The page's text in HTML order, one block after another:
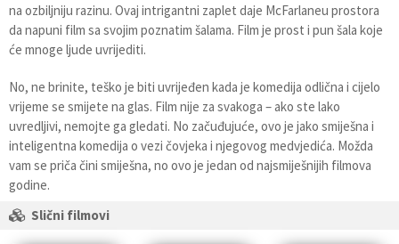
na ozbiljniju razinu. Ovaj intrigantni zaplet daje McFarlaneu prostora
da napuni film sa svojim poznatim šalama. Film je prost i pun šala koje
će mnoge ljude uvrijediti.
No, ne brinite, teško je biti uvrijeđen kada je komedija odlična i cijelo
vrijeme se smijete na glas. Film nije za svakoga – ako ste lako
uvredljivi, nemojte ga gledati. No začuđujuće, ovo je jako smiješna i
inteligentna komedija o vezi čovjeka i njegovog medvjedića. Možda
vam se priča čini smiješna, no ovo je jedan od najsmiješnijih filmova
godine.
Slični filmovi